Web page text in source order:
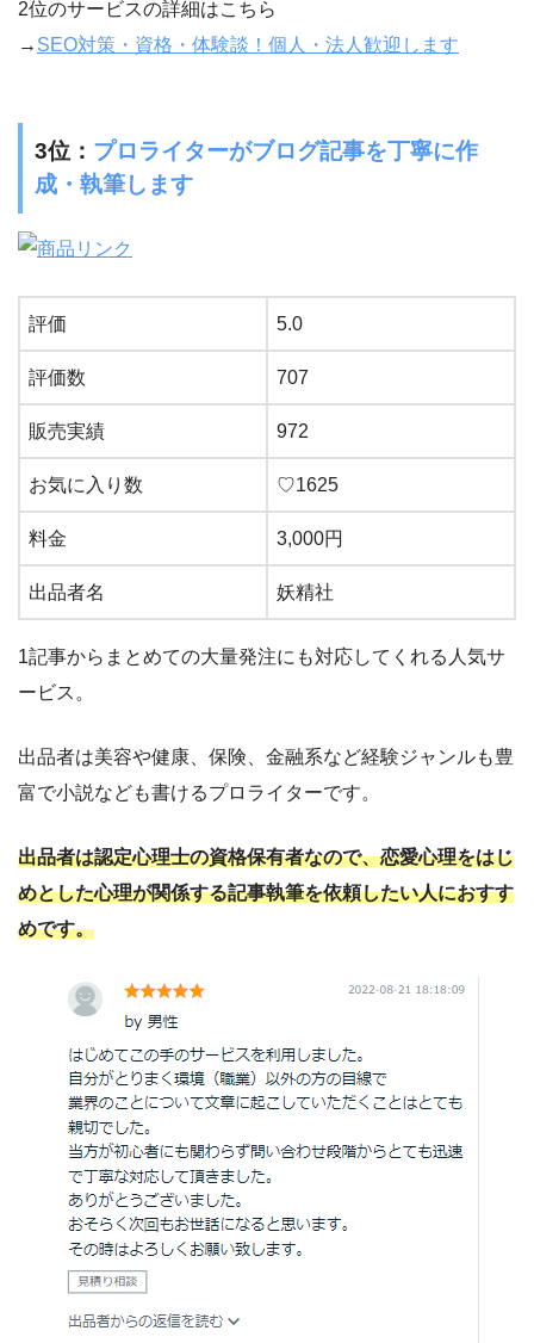
2位のサービスの詳細はこちら
→ SEO対策・資格・体験談！個人・法人歓迎します
3位： プロライターがブログ記事を丁寧に作
成・執筆します
評価 5.0
評価数 707
販売実績 972
お気に入り数 ♡1625
料金 3,000円
出品者名 妖精社
1記事からまとめての大量発注にも対応してくれる人気サ
ービス。
出品者は美容や健康、保険、金融系など経験ジャンルも豊
富で小説なども書けるプロライターです。
出品者は認定心理士の資格保有者なので、恋愛心理をはじ
めとした心理が関係する記事執筆を依頼したい人におすす
めです。